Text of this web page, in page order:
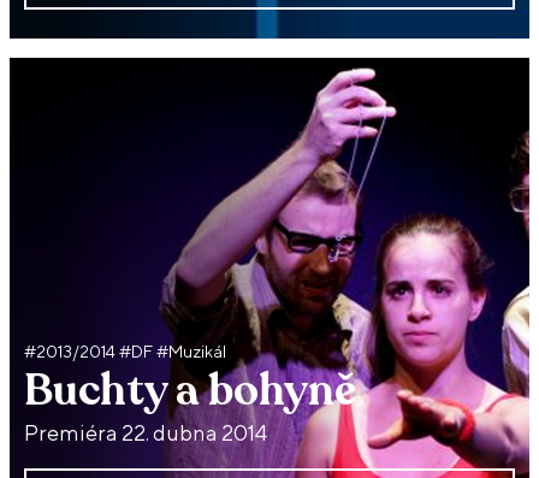
#2013/2014 #DF #Muzikál
Buchty a bohyně
Premiéra 22. dubna 2014